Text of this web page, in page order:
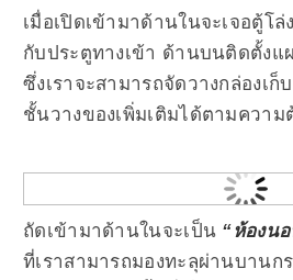
เมื่อเปิดเข้ามาด้านในจะเจอตู้โ
กับประตูทางเข้า ด้านบนติดตั้งแ
ซึ่งเราจะสามารถจัดวางกล่องเก็
ชั้นวางของเพิ่มเติมได้ตามความ
ถัดเข้ามาด้านในจะเป็น “ห้องน
ที่เราสามารถมองทะลุผ่านบานก